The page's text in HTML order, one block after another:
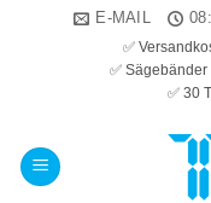
E-MAIL
✅
✅
✅ 30